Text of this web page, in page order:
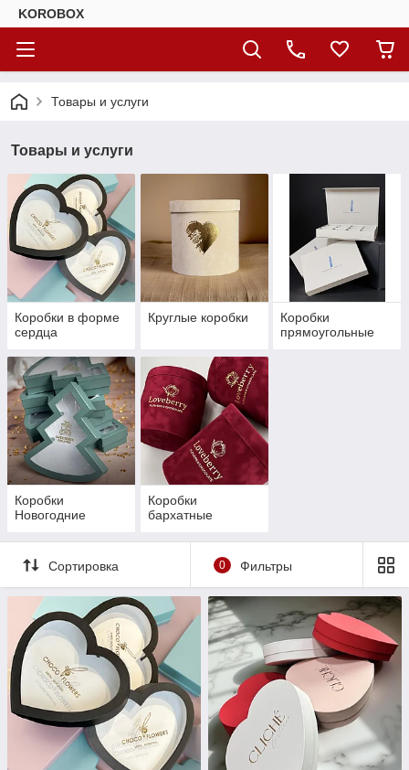
KOROBOX
Товары и услуги
Товары и услуги
Коробки в форме
сердца
Круглые коробки
Коробки
прямоугольные
Коробки
Новогодние
Коробки
бархатные
Сортировка 0 Фильтры